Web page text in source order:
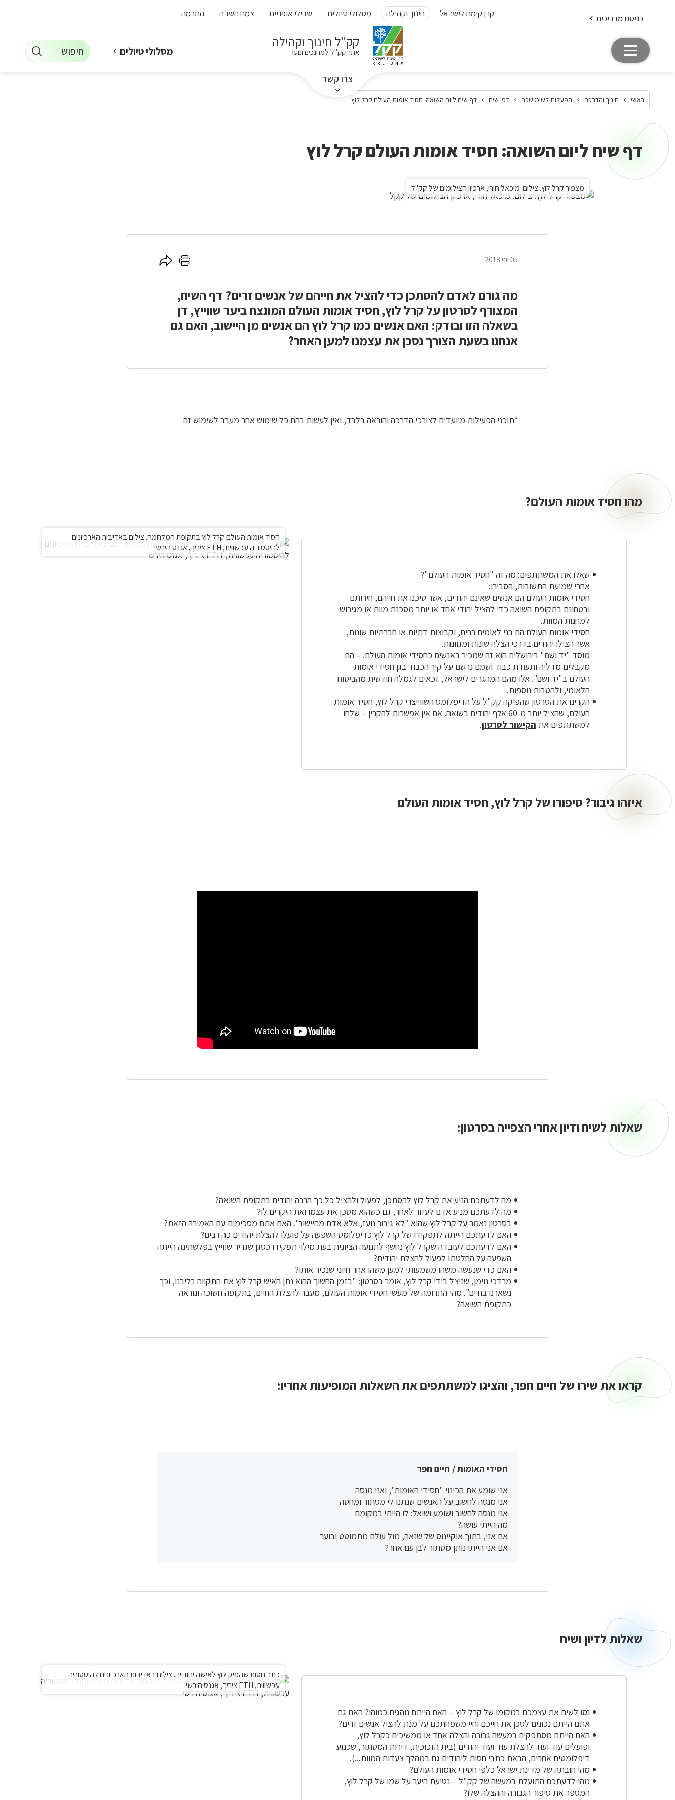
קרן קימת לישראל חינוך וקהילה מסלולי טיולים שבילי אופניים צמח השדה התרמה כניסת מדריכים
קק"ל חינוך וקהילה
אתר קק"ל למחנכים ונוער
צרו קשר
מסלולי טיולים חיפוש
ראשי חינוך והדרכה הפעלות לשימושכם דפי שיח דף שיח ליום השואה: חסיד אומות העולם קרל לוץ
דף שיח ליום השואה: חסיד אומות העולם קרל לוץ
מצפור קרל לוץ. צילום: מיכאל חורי, ארכיון הצילומים של קק"ל
05 יוני 2018
לחץ
לחץ
מה גורם לאדם להסתכן כדי להציל את חייהם של אנשים זרים? דף השיח,
המצורף לסרטון על קרל לוץ, חסיד אומות העולם המונצח ביער שווייץ, דן
בשאלה הזו ובודק: האם אנשים כמו קרל לוץ הם אנשים מן היישוב, האם גם
אנחנו בשעת הצורך נסכן את עצמנו למען האחר?
*תוכני הפעילות מיועדים לצורכי הדרכה והוראה בלבד, ואין לעשות בהם כל שימוש אחר מעבר לשימוש זה
מהו חסיד אומות העולם?
שאלו את המשתתפים: מה זה "חסיד אומות העולם"?
אחרי שמיעת התשובות, הסבירו:
חסידי אומות העולם הם אנשים שאינם יהודים, אשר סיכנו את חייהם, חירותם
ובטחונם בתקופת השואה כדי להציל יהודי אחד או יותר מסכנת מוות או מגירוש
למחנות המוות.
חסידי אומות העולם הם בני לאומים רבים, וקבוצות דתיות או חברתיות שונות,
אשר הצילו יהודים בדרכי הצלה שונות ומגוונות.
מוסד "יד ושם" בירושלים הוא זה שמכיר באנשים כחסידי אומות העולם. – הם
מקבלים מדליה ותעודת כבוד ושמם נרשם על קיר הכבוד בגן חסידי אומות
העולם ב"יד ושם". אלו מהם המהגרים לישראל, זכאים לגמלה חודשית מהביטוח
הלאומי, ולהטבות נוספות.
הקרינו את הסרטון שהפיקה קק"ל על הדיפלומט השווייצרי קרל לוץ, חסיד אומות
העולם, שהציל יותר מ-60 אלף יהודים בשואה. אם אין אפשרות להקרין – שלחו
למשתתפים את הקישור לסרטון.
חסיד אומות העולם קרל לוץ בתקופת המלחמה. צילום באדיבות הארכיונים
להיסטוריה עכשווית, ETH ציריך, אגנס הירשי
איזהו גיבור? סיפורו של קרל לוץ, חסיד אומות העולם
שאלות לשיח ודיון אחרי הצפייה בסרטון:
מה לדעתכם הניע את קרל לוץ להסתכן, לפעול ולהציל כל כך הרבה יהודים בתקופת השואה?
מה לדעתכם מניע אדם לעזור לאחר, גם כשהוא מסכן את עצמו ואת היקרים לו?
בסרטון נאמר על קרל לוץ שהוא "לא גיבור נועז, אלא אדם מהיישוב". האם אתם מסכימים עם האמירה הזאת?
האם לדעתכם הייתה לתפקידו של קרל לוץ כדיפלומט השפעה על פועלו להצלת יהודים כה רבים?
האם לדעתכם לעובדה שקרל לוץ נחשף לתנועה הציונית בעת מילוי תפקידו כסגן שגריר שווייץ בפלשתינה הייתה
השפעה על החלטתו לפעול להצלת יהודים?
האם כדי שנעשה משהו משמעותי למען משהו אחר חיוני שנכיר אותו?
מרדכי נוימן, שניצל בידי קרל לוץ, אומר בסרטון: "בזמן החשוך ההוא נתן האיש קרל לוץ את התקווה בליבנו, וכך
נשארנו בחיים". מהי התרומה של מעשי חסידי אומות העולם, מעבר להצלת החיים, בתקופה חשוכה ונוראה
כתקופת השואה?
קראו את שירו של חיים חפר, והציגו למשתתפים את השאלות המופיעות אחריו:
חסידי האומות / חיים חפר
אני שומע את הכינוי "חסידי האומות", ואני מנסה
אני מנסה לחשוב על האנשים שנתנו לי מסתור ומחסה
אני מנסה לחשוב ושומע ושואל: לו הייתי במקומם
מה הייתי עושה?
אם אני, בתוך אוקיינוס של שנאה, מול עולם מתמוטט ובוער
אם אני הייתי נותן מסתור לבן עם אחר?
שאלות לדיון ושיח
נסו לשים את עצמכם במקומו של קרל לוץ – האם הייתם נוהגים כמוהו? האם גם
אתם הייתם נכונים לסכן את חייכם וחיי משפחתכם על מנת להציל אנשים זרים?
האם הייתם מסתפקים במעשה גבורה והצלה אחד או ממשיכים כקרל לוץ,
ופועלים עוד ועוד להצלת עוד ועוד יהודים (בית הזכוכית, דירות המסתור, שכנוע
דיפלומטים אחרים, הבאת כתבי חסות ליהודים גם במהלך צעדות המוות...).
מהי חובתה של מדינת ישראל כלפי חסידי אומות העולם?
מהי לדעתכם התועלת במעשה של קק"ל – נטיעת היער על שמו של קרל לוץ,
המספר את סיפור הגבורה וההצלה שלו?
כתב חסות שהפיק לוץ לאישה יהודייה. צילום באדיבות הארכיונים להיסטוריה
עכשווית, ETH ציריך, אגנס הירשי